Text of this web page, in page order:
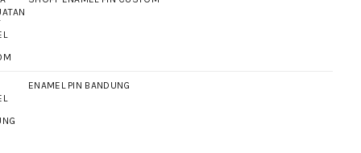
ENAMEL PIN BANDUNG